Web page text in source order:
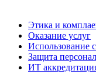
Этика и
Оказание услуг
Использование
Защита
ИТ